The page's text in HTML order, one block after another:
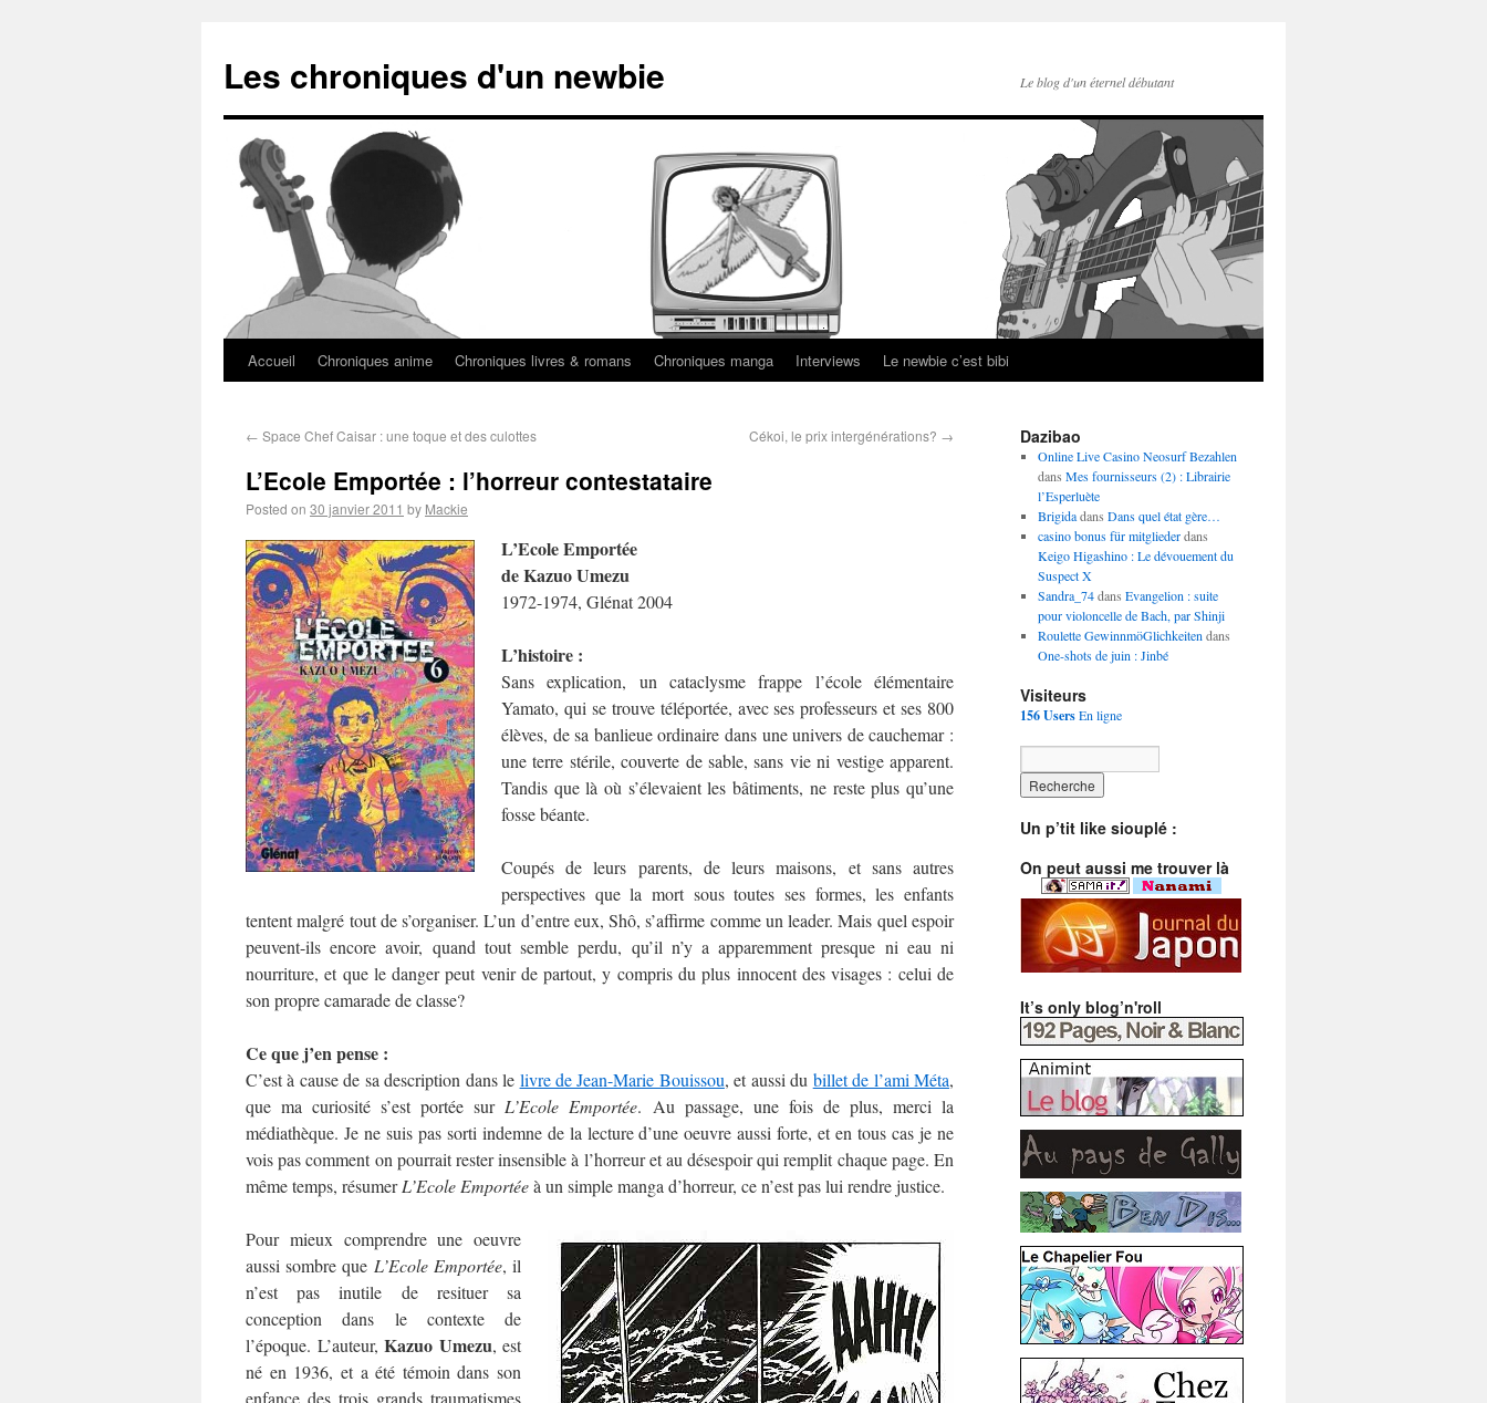
Les chroniques d'un newbie Le blog d'un éternel débutant
Accueil Chroniques anime Chroniques livres & romans Chroniques manga Interviews Le newbie c’est bibi
← Space Chef Caisar : une toque et des culottes Cékoi, le prix intergénérations? →
L’Ecole Emportée : l’horreur contestataire
Posted on 30 janvier 2011 by Mackie
L’Ecole Emportée
de Kazuo Umezu
1972-1974, Glénat 2004
L’histoire :
Sans explication, un cataclysme frappe l’école élémentaire
Yamato, qui se trouve téléportée, avec ses professeurs et ses 800
élèves, de sa banlieue ordinaire dans une univers de cauchemar :
une terre stérile, couverte de sable, sans vie ni vestige apparent.
Tandis que là où s’élevaient les bâtiments, ne reste plus qu’une
fosse béante.
Coupés de leurs parents, de leurs maisons, et sans autres
perspectives que la mort sous toutes ses formes, les enfants
tentent malgré tout de s’organiser. L’un d’entre eux, Shô, s’affirme comme un leader. Mais quel espoir
peuvent-ils encore avoir, quand tout semble perdu, qu’il n’y a apparemment presque ni eau ni
nourriture, et que le danger peut venir de partout, y compris du plus innocent des visages : celui de
son propre camarade de classe?
Ce que j’en pense :
C’est à cause de sa description dans le livre de Jean-Marie Bouissou, et aussi du billet de l’ami Méta,
que ma curiosité s’est portée sur L’Ecole Emportée. Au passage, une fois de plus, merci la
médiathèque. Je ne suis pas sorti indemne de la lecture d’une oeuvre aussi forte, et en tous cas je ne
vois pas comment on pourrait rester insensible à l’horreur et au désespoir qui remplit chaque page. En
même temps, résumerL’Ecole Emportéeà un simple manga d’horreur, ce n’est pas lui rendre justice.
Pour mieux comprendre une oeuvre
aussi sombre que L’Ecole Emportée, il
n’est pas inutile de resituer sa
conception dans le contexte de
l’époque. L’auteur, Kazuo Umezu, est
né en 1936, et a été témoin dans son
enfance des trois grands traumatismes
Dazibao
Online Live Casino Neosurf Bezahlen
dans Mes fournisseurs (2) : Librairie
l’Esperluète
Brigidadans Dans quel état gère…
casino bonus für mitgliederdans
Keigo Higashino : Le dévouement du
Suspect X
Sandra_74dans Evangelion : suite
pour violoncelle de Bach, par Shinji
Roulette GewinnmöGlichkeiten dans
One-shots de juin : Jinbé
Visiteurs
156 UsersEn ligne
Un p’tit like siouplé :
On peut aussi me trouver là
It’s only blog’n'roll